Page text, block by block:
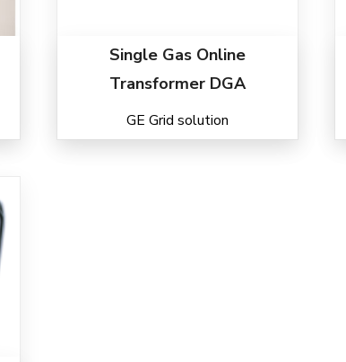
Single Gas Online
Transformer DGA
GE Grid solution